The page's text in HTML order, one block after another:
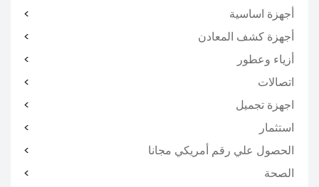
أجهزة اساسية
أجهزة كشف المعادن
أزياء وعطور
اتصالات
اجهزة تجميل
استثمار
الحصول علي رقم أمريكي مجانا
الصحة